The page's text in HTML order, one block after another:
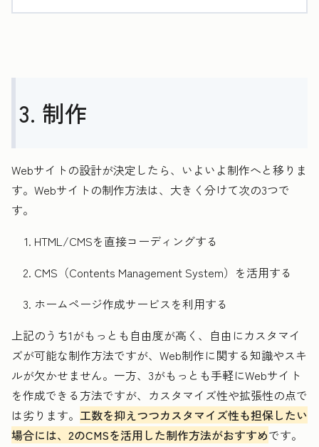
3. 制作
Webサイトの設計が決定したら、いよいよ制作へと移りま
す。Webサイトの制作方法は、大きく分けて次の3つで
す。
HTML/CMSを直接コーディングする
CMS（Contents Management System）を活用する
ホームページ作成サービスを利用する
上記のうち1がもっとも自由度が高く、自由にカスタマイ
ズが可能な制作方法ですが、Web制作に関する知識やスキ
ルが欠かせません。一方、3がもっとも手軽にWebサイト
を作成できる方法ですが、カスタマイズ性や拡張性の点で
は劣ります。 工数を抑えつつカスタマイズ性も担保したい
場合には、2のCMSを活用した制作方法がおすすめです。